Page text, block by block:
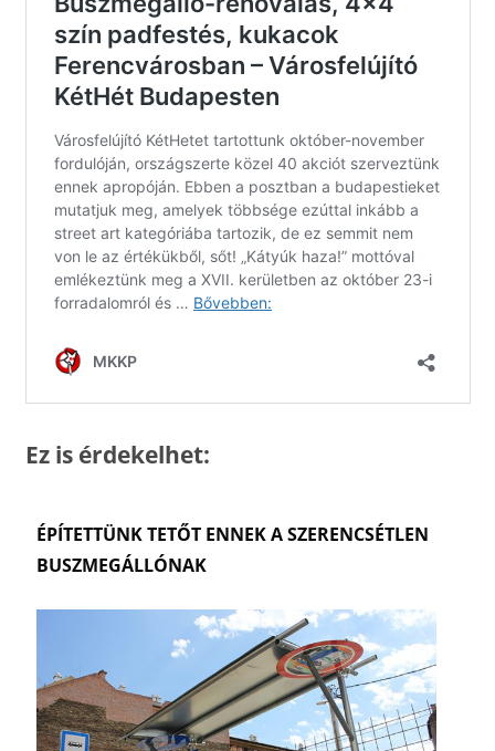
Ez is érdekelhet:
ÉPÍTETTÜNK TETŐT ENNEK A SZERENCSÉTLEN
BUSZMEGÁLLÓNAK